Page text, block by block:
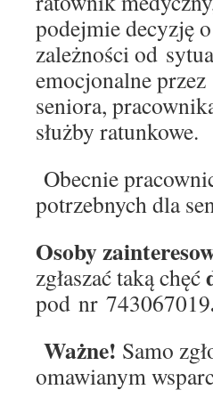
podejmie decyzję
zależności od
emocjonalne
seniora,
służby ratunkowe.
Obecnie
potrzebnych dla
Osoby
zgłaszać taką chęć
pod nr 743067019
Ważne! Samo
omawianym